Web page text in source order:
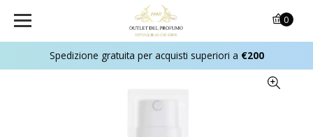
Spedizione gratuita per acquisti superiori a €200
0